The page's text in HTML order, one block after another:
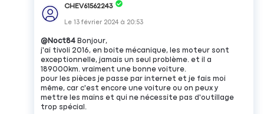
CHEV61562243
Le13 février 2024 à 20:53
@Noct84 Bonjour,
j'ai tivoli 2016, en boite mécanique, les moteur sont
exceptionnelle, jamais un seul problème. et il a
189000km. vraiment une bonne voiture.
pour les pièces je passe par internet et je fais moi
même, car c'est encore une voiture ou on peux y
mettre les mains et qui ne nécessite pas d'outillage
trop spécial.